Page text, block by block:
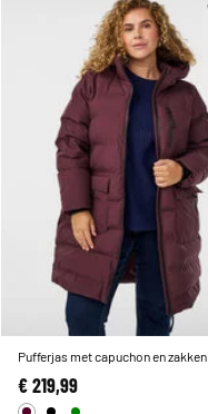
Pufferjas met capuchon en zakken
€ 219,99